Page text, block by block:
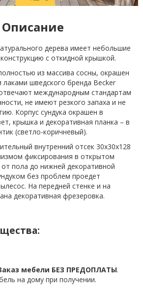
Описание
дерева имеет небольшие
с откидной крышкой.
из массива сосны, окрашен
шведского бренда Becker
международным стандартам
не имеют резкого запаха и не
Корпус сундука окрашен в
крышка и декоративная планка – в
(светло-коричневый).
внутренний отсек 30х30х128
фиксирования в открытом
пола до нижней декоративной
без проблем проедет
На передней стенке и на
декоративная фрезеровка.
мебели БЕЗ ПРЕДОПЛАТЫ.
на дому при получении.